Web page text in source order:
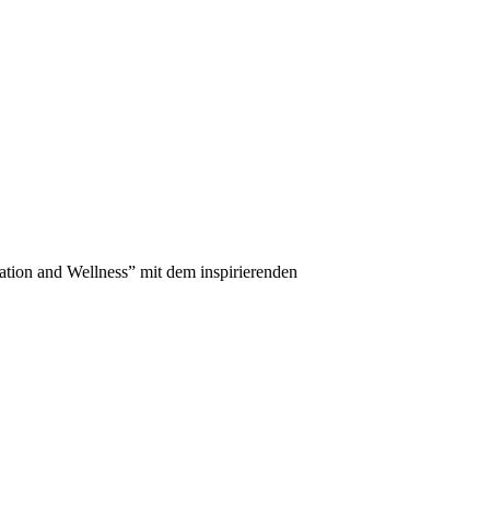
and Wellness” mit dem inspirierenden